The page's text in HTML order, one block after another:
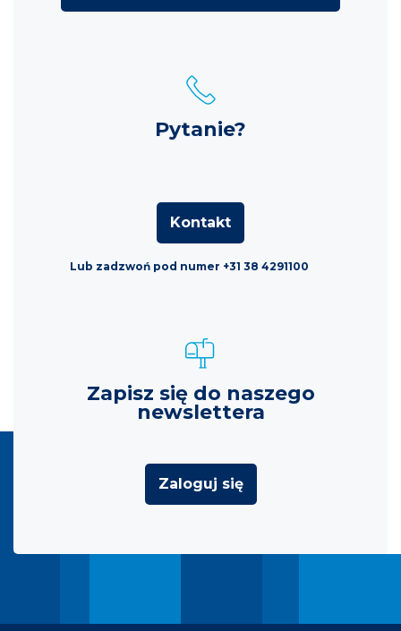
Pytanie?
Kontakt
Lub zadzwoń pod numer +31 38 4291100
Zapisz się do naszego
newslettera
Zaloguj się